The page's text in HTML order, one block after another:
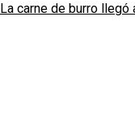
La carne de burro llegó